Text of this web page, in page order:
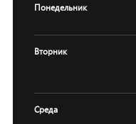
Понедельник
Вторник
Среда